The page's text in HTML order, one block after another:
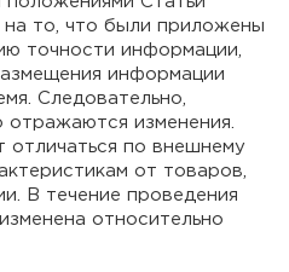
то, что были приложены
точности информации,
информации
Следовательно,
отражаются изменения.
по внешнему
от товаров,
В течение проведения
относительно